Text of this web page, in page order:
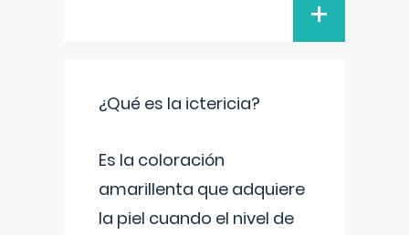
+
¿Qué es la ictericia?
Es la coloración
amarillenta que adquiere
la piel cuando el nivel de